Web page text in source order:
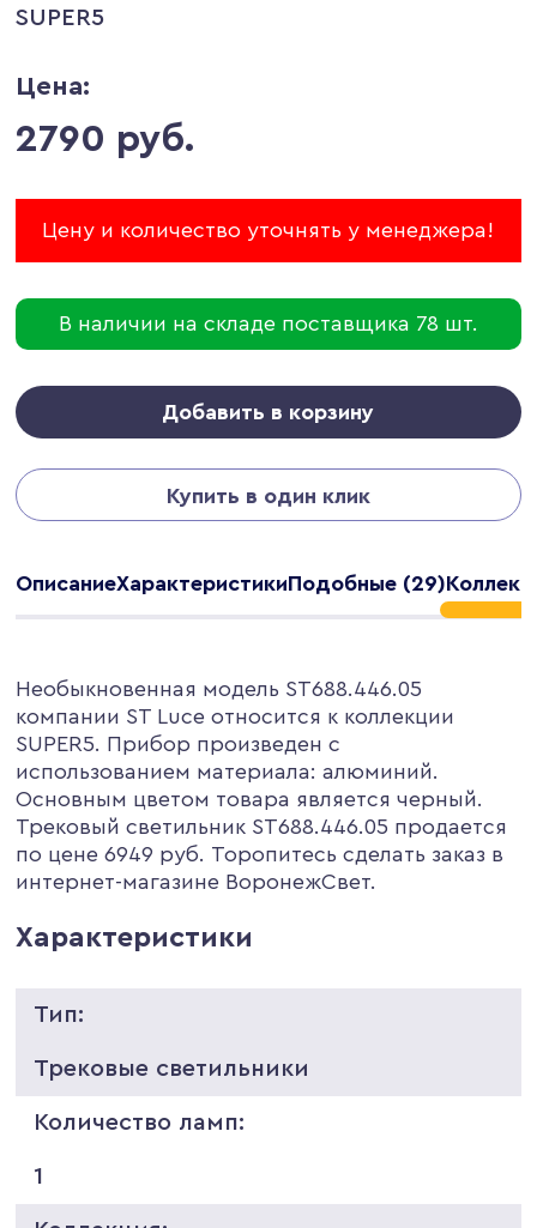
SUPER5
Цена:
2790 руб.
Цену и количество уточнять у менеджера!
В наличии на складе поставщика 78 шт.
Добавить в корзину
Купить в один клик
ОписаниеХарактеристикиПодобные (29)
Необыкновенная модель ST688.446.05
компании ST Luce относится к коллекции
SUPER5. Прибор произведен с
использованием материала: алюминий.
Основным цветом товара является черный.
Трековый светильник ST688.446.05 продается
по цене 6949 руб. Торопитесь сделать заказ в
интернет-магазине ВоронежСвет.
Характеристики
Тип:
Трековые светильники
Количество ламп:
1